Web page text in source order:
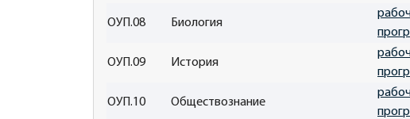
ОУП.08 Биология
ОУП.09 История
ОУП.10 Обществознание